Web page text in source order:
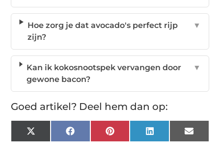
Hoe zorg je dat avocado's perfect rijp
zijn?
▼
Kan ik kokosnootspek vervangen door
gewone bacon?
▼
Goed artikel? Deel hem dan op:
X
(Twitter)
FacebookPinterest LinkedIn Email